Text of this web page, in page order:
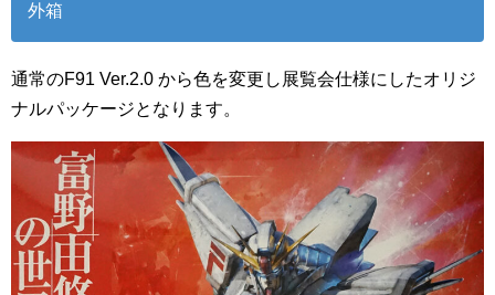
外箱
通常のF91 Ver.2.0 から色を変更し展覧会仕様にしたオリジ
ナルパッケージとなります。